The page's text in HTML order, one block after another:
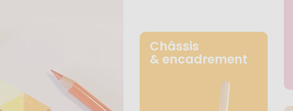
Châssis
& encadrement